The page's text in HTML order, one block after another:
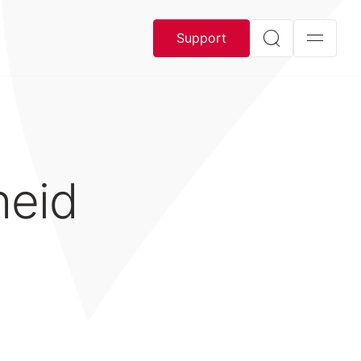
Support